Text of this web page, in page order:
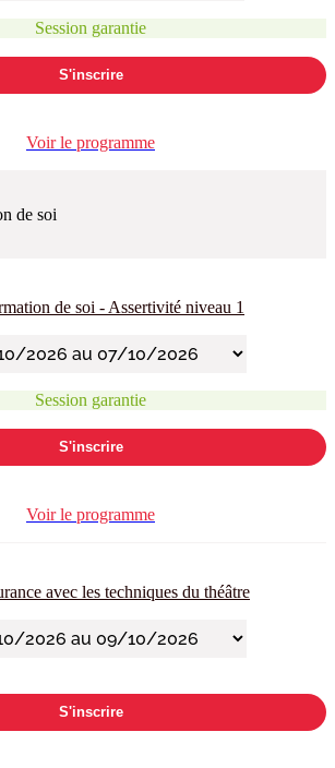
Session garantie
S'inscrire
Voir le programme
de soi
de soi - Assertivité niveau 1
Session garantie
S'inscrire
Voir le programme
avec les techniques du théâtre
S'inscrire